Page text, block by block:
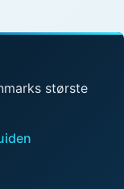
største